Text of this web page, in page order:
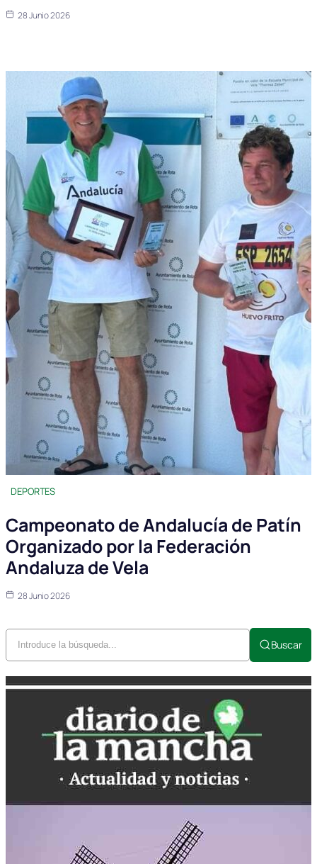
28 Junio 2026
DEPORTES
Campeonato de Andalucía de Patín
Organizado por la Federación
Andaluza de Vela
28 Junio 2026
Buscar